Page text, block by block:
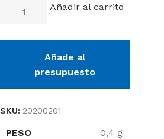
Añadir al carrito
Añade al
presupuesto
SKU: 20200201
PESO 0,4 g